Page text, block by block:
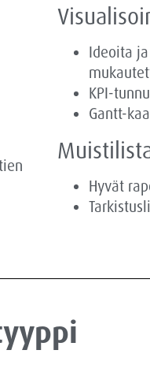
Ideoita
KPI-
Gantt-
Hyvät